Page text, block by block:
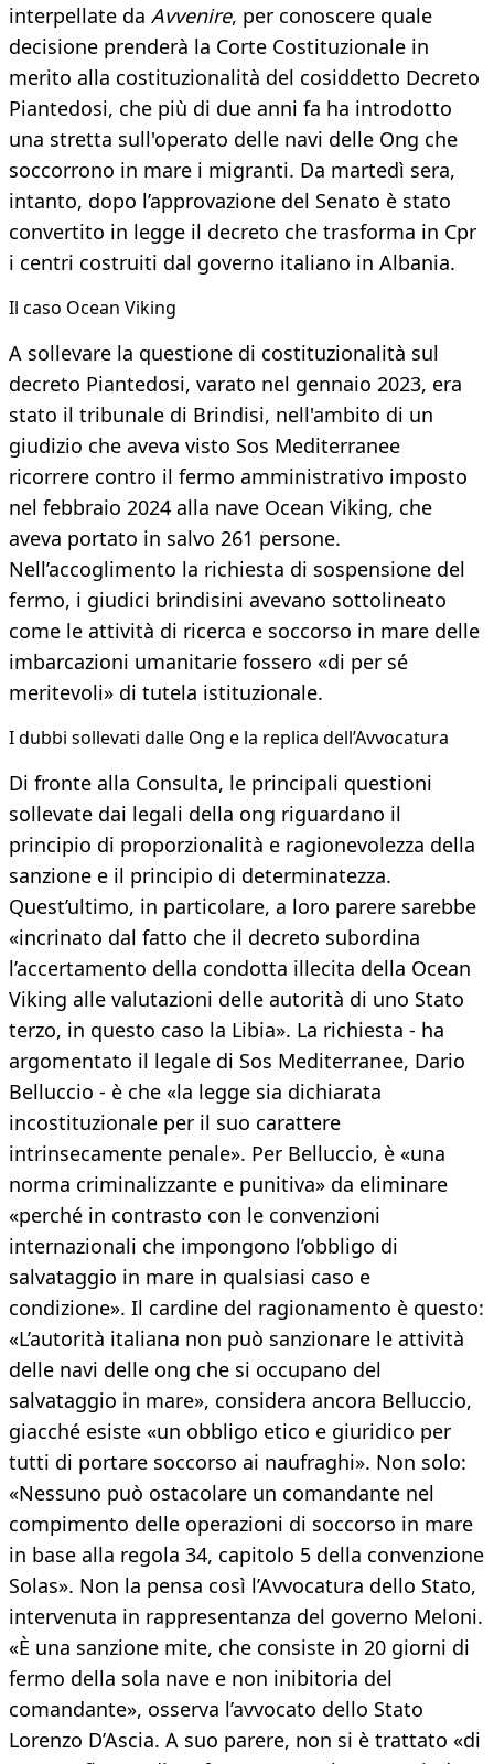
interpellate da Avvenire, per conoscere quale
decisione prenderà la Corte Costituzionale in
merito alla costituzionalità del cosiddetto Decreto
Piantedosi, che più di due anni fa ha introdotto
una stretta sull'operato delle navi delle Ong che
soccorrono in mare i migranti. Da martedì sera,
intanto, dopo l’approvazione del Senato è stato
convertito in legge il decreto che trasforma in Cpr
i centri costruiti dal governo italiano in Albania.
Il caso Ocean Viking
A sollevare la questione di costituzionalità sul
decreto Piantedosi, varato nel gennaio 2023, era
stato il tribunale di Brindisi, nell'ambito di un
giudizio che aveva visto Sos Mediterranee
ricorrere contro il fermo amministrativo imposto
nel febbraio 2024 alla nave Ocean Viking, che
aveva portato in salvo 261 persone.
Nell’accoglimento la richiesta di sospensione del
fermo, i giudici brindisini avevano sottolineato
come le attività di ricerca e soccorso in mare delle
imbarcazioni umanitarie fossero «di per sé
meritevoli» di tutela istituzionale.
I dubbi sollevati dalle Ong e la replica dell’Avvocatura
Di fronte alla Consulta, le principali questioni
sollevate dai legali della ong riguardano il
principio di proporzionalità e ragionevolezza della
sanzione e il principio di determinatezza.
Quest’ultimo, in particolare, a loro parere sarebbe
«incrinato dal fatto che il decreto subordina
l’accertamento della condotta illecita della Ocean
Viking alle valutazioni delle autorità di uno Stato
terzo, in questo caso la Libia». La richiesta - ha
argomentato il legale di Sos Mediterranee, Dario
Belluccio - è che «la legge sia dichiarata
incostituzionale per il suo carattere
intrinsecamente penale». Per Belluccio, è «una
norma criminalizzante e punitiva» da eliminare
«perché in contrasto con le convenzioni
internazionali che impongono l’obbligo di
salvataggio in mare in qualsiasi caso e
condizione». Il cardine del ragionamento è questo:
«L’autorità italiana non può sanzionare le attività
delle navi delle ong che si occupano del
salvataggio in mare», considera ancora Belluccio,
giacché esiste «un obbligo etico e giuridico per
tutti di portare soccorso ai naufraghi». Non solo:
«Nessuno può ostacolare un comandante nel
compimento delle operazioni di soccorso in mare
in base alla regola 34, capitolo 5 della convenzione
Solas». Non la pensa così l’Avvocatura dello Stato,
intervenuta in rappresentanza del governo Meloni.
«È una sanzione mite, che consiste in 20 giorni di
fermo della sola nave e non inibitoria del
comandante», osserva l’avvocato dello Stato
Lorenzo D’Ascia. A suo parere, non si è trattato «di